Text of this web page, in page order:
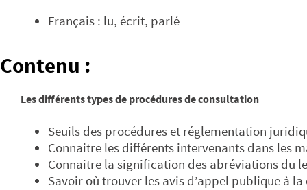
Français : lu, écrit, parlé
Contenu :
Les différents types de procédures de consultation
Seuils des procédures et réglementation
Connaitre les différents intervenants dans les
Connaitre la signification des abréviations du
Savoir où trouver les avis d’appel publique à